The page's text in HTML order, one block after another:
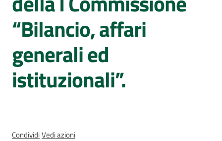
Assemblea
legislativa
“Bilancio, affari
generali ed
istituzionali”.
CondividiVedi azioni